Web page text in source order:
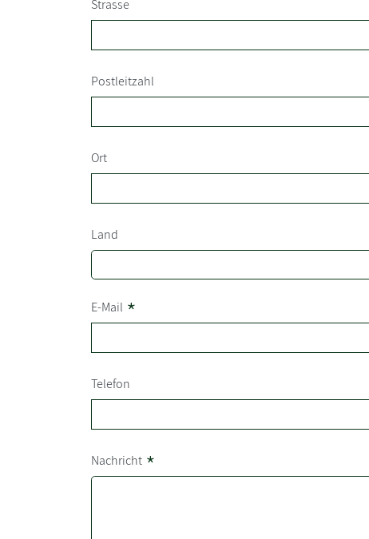
Strasse
Postleitzahl
Ort
Land
E-Mail *
Telefon
Nachricht *